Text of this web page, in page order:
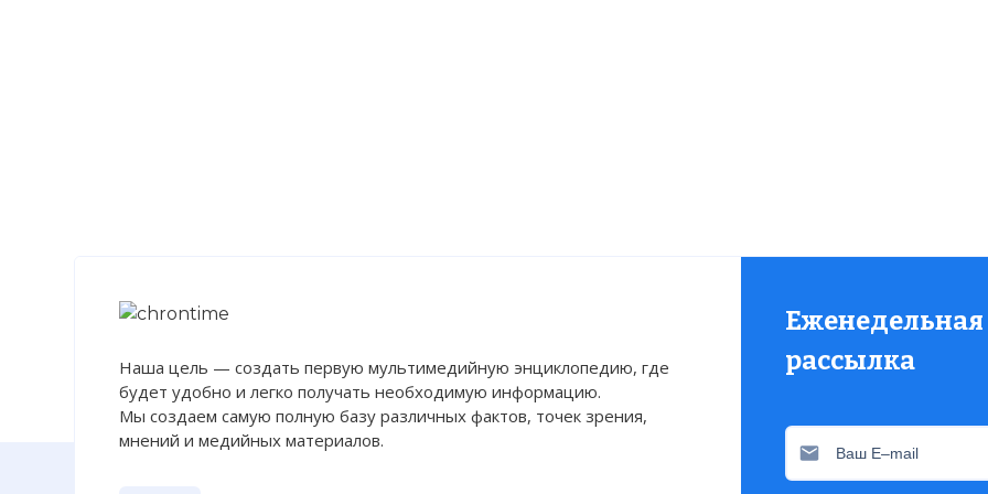
Наша цель — создать первую мультимедийную энциклопедию, где
будет удобно и легко получать необходимую информацию.
Мы создаем самую полную базу различных фактов, точек зрения,
мнений и медийных материалов.
Еженедельная
рассылка